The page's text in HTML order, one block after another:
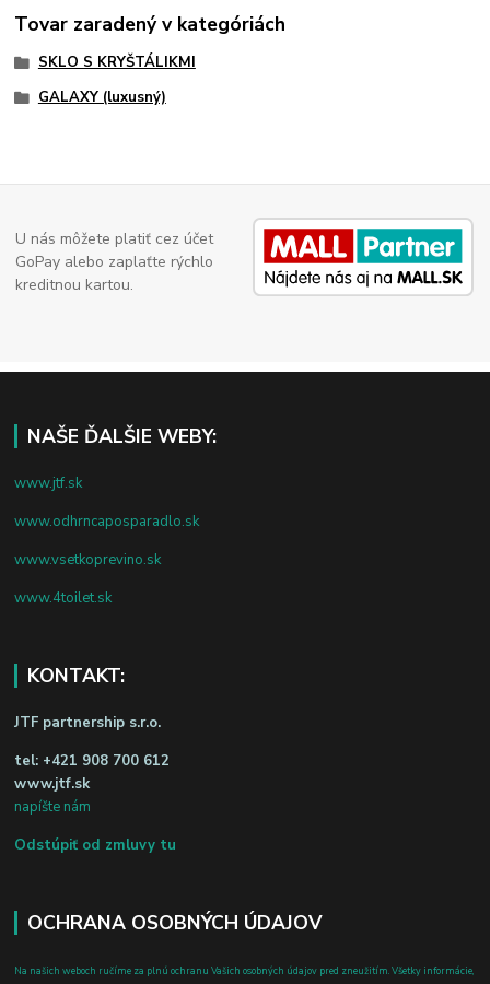
Tovar zaradený v kategóriách
SKLO S KRYŠTÁLIKMI
GALAXY (luxusný)
U nás môžete platiť cez účet
GoPay alebo zaplaťte rýchlo
kreditnou kartou.
NAŠE ĎALŠIE WEBY:
www.jtf.sk
www.odhrncaposparadlo.sk
www.vsetkoprevino.sk
www.4toilet.sk
KONTAKT:
JTF partnership s.r.o.
tel: +421 908 700 612
www.jtf.sk
napíšte nám
Odstúpiť od zmluvy tu
OCHRANA OSOBNÝCH ÚDAJOV
Na našich weboch ručíme za plnú ochranu Vašich osobných údajov pred zneužitím. Všetky informácie,